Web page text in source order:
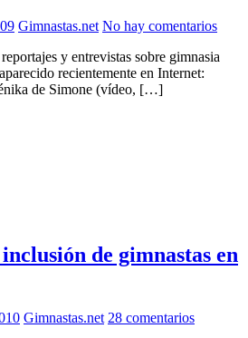
Gimnastas.net No hay comentarios
y entrevistas sobre gimnasia
recientemente en Internet:
de Simone (vídeo, […]
de gimnastas en
Gimnastas.net 28 comentarios